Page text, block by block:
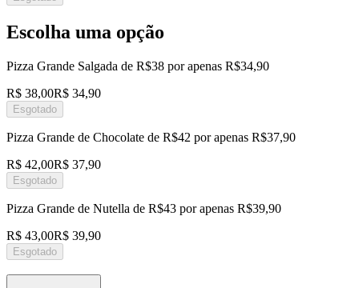
Escolha uma opção
Pizza Grande Salgada de R$38 por apenas R$34,90
R$ 38,00R$ 34,90
Esgotado
Pizza Grande de Chocolate de R$42 por apenas R$37,90
R$ 42,00R$ 37,90
Esgotado
Pizza Grande de Nutella de R$43 por apenas R$39,90
R$ 43,00R$ 39,90
Esgotado